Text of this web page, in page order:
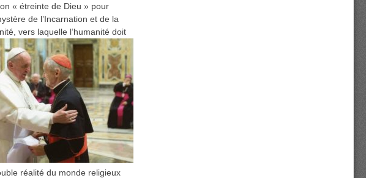
« étreinte de Dieu » pour
de l’Incarnation et de la
vers laquelle l’humanité doit
réalité du monde religieux